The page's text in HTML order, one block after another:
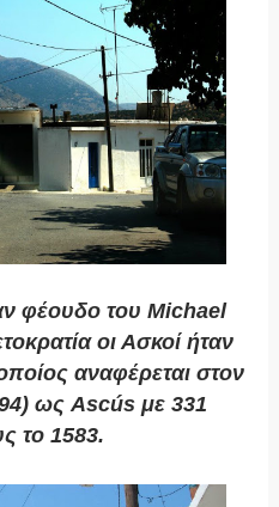
φέουδο του Michael
οι Ασκοί ήταν
αναφέρεται στον
ως Ascús με 331
το 1583.